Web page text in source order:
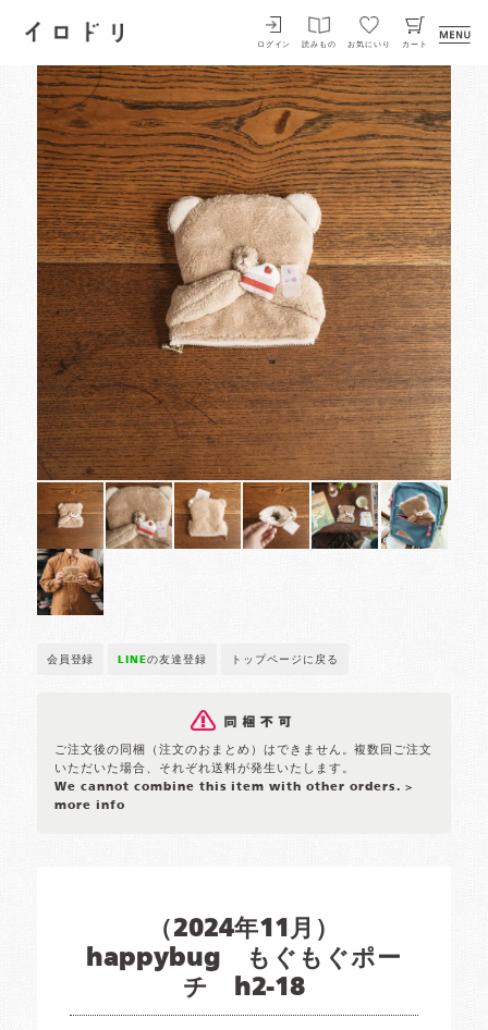
イロドリ
ログイン 読みもの お気にいり カート
会員登録 LINEの友達登録 トップページに戻る
ご注文後の同梱（注文のおまとめ）はできません。複数回ご注文
いただいた場合、それぞれ送料が発生いたします。
We cannot combine this item with other orders. >
more info
（2024年11月）
happybug もぐもぐポー
チ h2-18